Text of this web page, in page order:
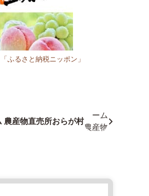
ふるさと納税ニッポン」
農産物直売所おらが村